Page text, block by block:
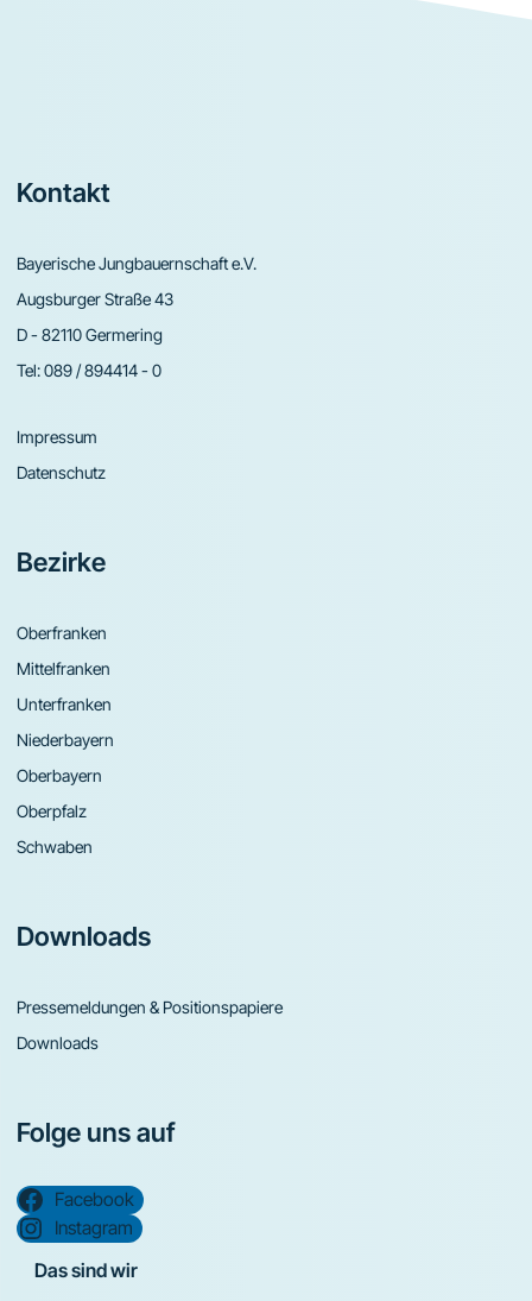
Footer
Kontakt
Bayerische Jungbauernschaft e.V.
Augsburger Straße 43
D - 82110 Germering
Tel:089 / 894414 - 0
Impressum
Datenschutz
Bezirke
Oberfranken
Mittelfranken
Unterfranken
Niederbayern
Oberbayern
Oberpfalz
Schwaben
Downloads
Pressemeldungen & Positionspapiere
Downloads
Folge uns auf
Facebook
Instagram
Das sind wir